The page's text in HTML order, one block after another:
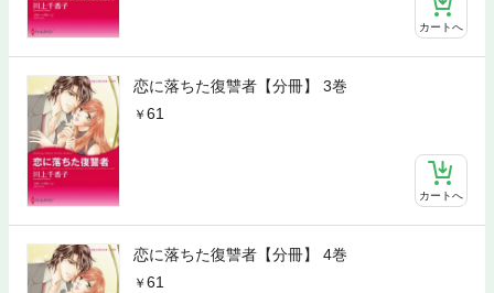
カートへ
恋に落ちた復讐者【分冊】 3巻
61
カートへ
恋に落ちた復讐者【分冊】 4巻
61